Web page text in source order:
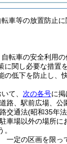
車等の放置防止に
自転車の安全利用
に関し必要な措置
の低下を防止し、
て、 次の各号に掲
、駅前広場、公
交通法(昭和35年
場以外の場所に
一定の区画を限っ